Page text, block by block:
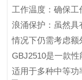
工作温度：确保工
浪涌保护：虽然具
情况下仍需考虑额
GBJ2510是一款
适用于多种中等功